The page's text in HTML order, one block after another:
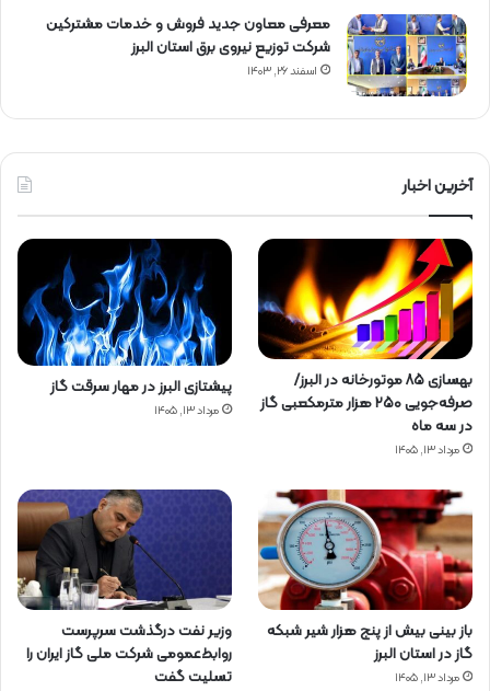
معرفی معاون جدید فروش و خدمات مشتركین
شركت توزیع نیروی برق استان البرز
اسفند ۲۶, ۱۴۰۳
آخرین اخبار
بهسازی ۸۵ موتورخانه در البرز/
صرفه‌جویی ۲۵۰ هزار مترمکعبی گاز
در سه ماه
مرداد ۱۳, ۱۴۰۵
پیشتازی البرز در مهار سرقت گاز
مرداد ۱۳, ۱۴۰۵
باز بینی بیش از پنج هزار شیر شبکه
گاز در استان البرز
مرداد ۱۳, ۱۴۰۵
وزیر نفت درگذشت سرپرست
روابط‌عمومی شرکت ملی گاز ایران را
تسلیت گفت